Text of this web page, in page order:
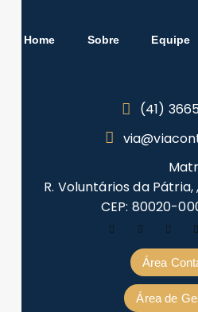
Home Sobre Equipe
(41)
R. Voluntários da
CEP: 80020-
Área
Área de